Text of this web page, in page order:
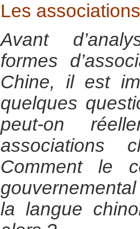
Les
Avant
formes
Chine, il est
quelques
peut-on
associations
Comment le
la langue